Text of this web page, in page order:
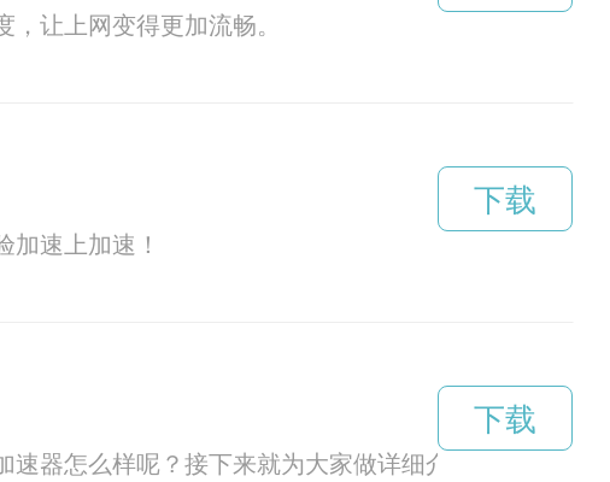
让上网变得更加流畅。
速上加速！
下载
器怎么样呢？接下来就为大家做详细介绍。
下载